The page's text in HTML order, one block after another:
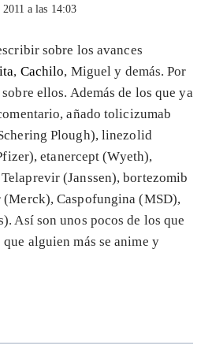
a las 14:03
sobre los avances
, Cachilo, Miguel y demás. Por
ellos. Además de los que ya
añado tolicizumab
Plough), linezolid
etanercept (Wyeth),
(Janssen), bortezomib
(Merck), Caspofungina (MSD),
Así son unos pocos de los que
alguien más se anime y